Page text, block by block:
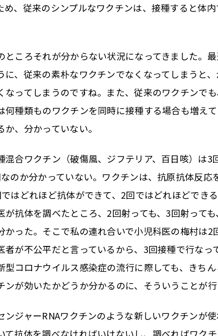
め、従来のシンプルなワクチンは、接種すると体
ころそれが分からない状況になってきました。
に、従来の素朴なワクチンでなくなってしまうと
なってしまうのですね。また、従来のワクチンで
何種類ものワクチンを同時に接種する場合も増え
、分かっていない。
合ワクチン（破傷風、ジフテリア、百日咳）は3
のか分かっていない。ワクチンは、抗原抗体反応
はどれほど抗体ができて、2回ではどれほどでき
が抗体を調べたところ、2回射っても、3回射って
かった。そこで私の連れ合いで小児科医の梅村は2
者が不公平だと言っているから、3回接種で行なっ
型コロナウイルス感染症の流行に際しても、きち
ンが効いたかどうか分かるのに、そういうことが行
ジャーRNAワクチンのような新しいワクチンが
て抗体を調べなければいけないし、調べればワク